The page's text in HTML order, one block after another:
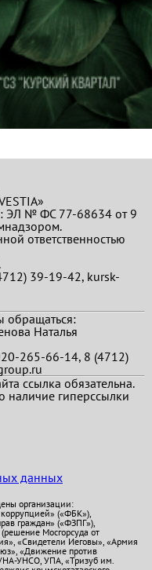
ЭЛ № ФС 77-68634 от 9
ответственностью
39-19-42, kursk-
обращаться:
Наталья
265-66-14, 8 (4712)
ссылка обязательна.
наличие гиперссылки
данных
организации:
(«ФБК»),
граждан» («ФЗПГ»),
Мосгорсуда от
«Свидетели Иеговы», «Армия
«Движение против
УНСО, УПА, «Тризуб им.